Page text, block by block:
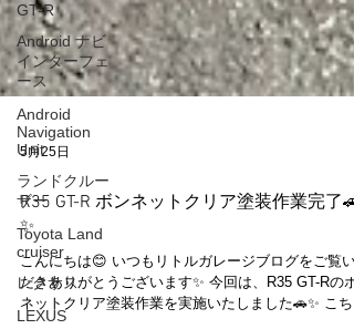
GT-R
Android ナビ
インターフェ
ース
Android
Navigation
Unit
ランドクルー
ザー
Toyota Land
cruiser
レクサス
LEXUS
5月25日
R35 GT-R ボンネットクリア塗装作業完了🚗
✨
こんにちは😊 いつもリトルガレージブログをご覧い
だきありがとうございます✨ 今回は、R35 GT-Rのボ